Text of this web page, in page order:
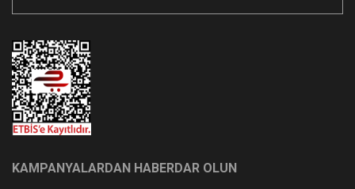
KAMPANYALARDAN HABERDAR OLUN